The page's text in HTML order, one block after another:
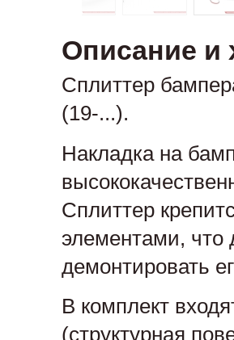
Описание и
Сплиттер
(19-...).
Накладка на
Сплиттер
элементами, что
демонтировать
В комплект
(структурная